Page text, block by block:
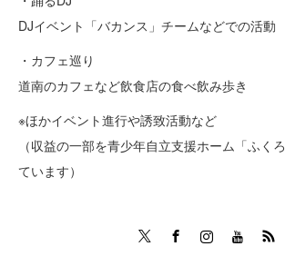
DJイベント「バカンス」チームなどでの活動
・カフェ巡り
道南のカフェなど飲食店の食べ飲み歩き
※ほかイベント進行や誘致活動など
（収益の一部を青少年自立支援ホーム「ふく
ています）
InstagramTumblr RSS